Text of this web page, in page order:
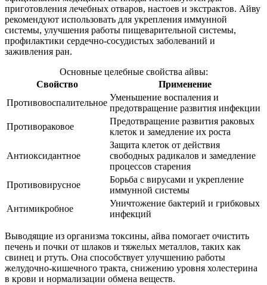
приготовления лечебных отваров, настоев и экстрактов. Айву
рекомендуют использовать для укрепления иммунной
системы, улучшения работы пищеварительной системы,
профилактики сердечно-сосудистых заболеваний и
заживления ран.
Основные целебные свойства айвы:
Свойство
Применение
Противовоспалительное
Уменьшение воспаления и
предотвращение развития инфекции
Противораковое
Предотвращение развития раковых
клеток и замедление их роста
Антиоксидантное
Защита клеток от действия
свободных радикалов и замедление
процессов старения
Противовирусное
Борьба с вирусами и укрепление
иммунной системы
Антимикробное
Уничтожение бактерий и грибковых
инфекций
Выводящие из организма токсины, айва помогает очистить
печень и почки от шлаков и тяжелых металлов, таких как
свинец и ртуть. Она способствует улучшению работы
желудочно-кишечного тракта, снижению уровня холестерина
в крови и нормализации обмена веществ.